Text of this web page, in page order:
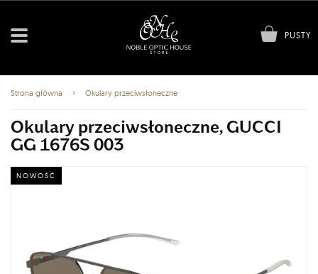
PUSTY
Strona główna › Okulary przeciwsłoneczne
Okulary przeciwsłoneczne, GUCCI
GG 1676S 003
NOWOŚĆ